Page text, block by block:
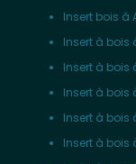
Insert bois à
Insert à bois
Insert à bois
Insert à bois
Insert à bois
Insert à bois